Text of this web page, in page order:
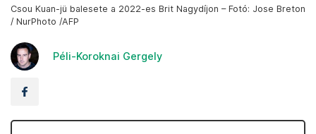
Csou Kuan-jü balesete a 2022-es Brit Nagydíjon – Fotó: Jose Breton
/ NurPhoto /AFP
Péli-Koroknai Gergely